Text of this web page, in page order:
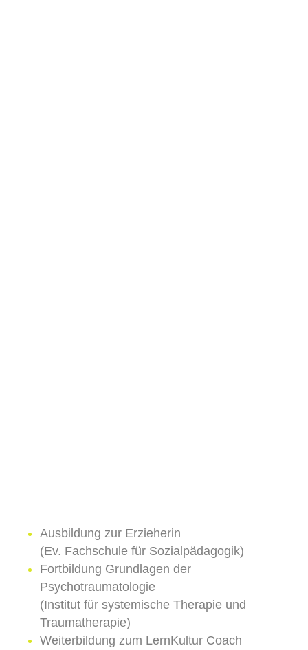
Ausbildung zur Erzieherin
(Ev. Fachschule für Sozialpädagogik)
Fortbildung Grundlagen der
Psychotraumatologie
(Institut für systemische Therapie und
Traumatherapie)
Weiterbildung zum LernKultur Coach